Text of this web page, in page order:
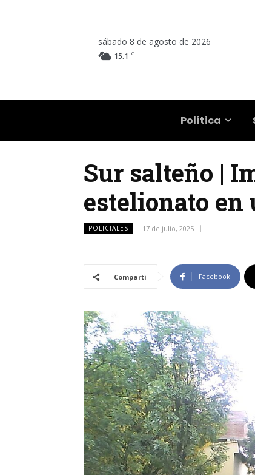
sábado 8 de agosto de 2026
15.1 C
Política
Sur salteño |
estelionato en
POLICIALES 17 de julio, 2025
Compartí Facebook